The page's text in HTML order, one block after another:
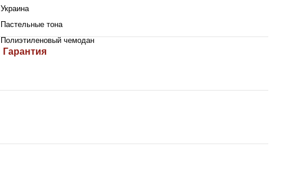
Украина
Пастельные тона
Полиэтиленовый чемодан
Гарантия